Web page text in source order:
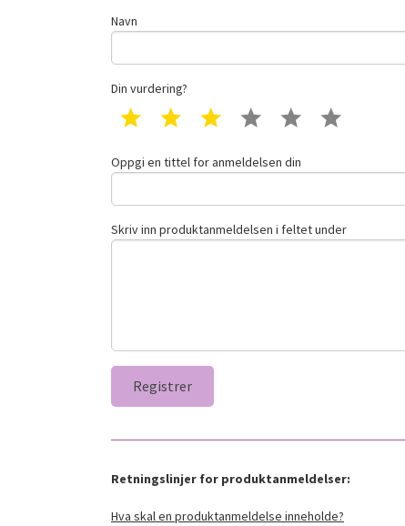
Navn
Din vurdering?
1 star 2 star 3 star 4 star 5 star
Oppgi en tittel for anmeldelsen din
Skriv inn produktanmeldelsen i feltet under
Retningslinjer for produktanmeldelser:
Hva skal en produktanmeldelse inneholde?